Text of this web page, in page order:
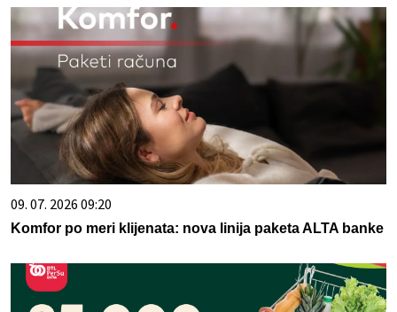
09. 07. 2026 09:20
Komfor po meri klijenata: nova linija paketa ALTA banke